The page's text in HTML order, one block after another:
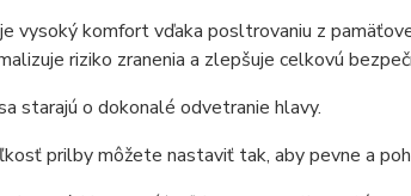
vysoký komfort vďaka posltrovaniu z
riziko zranenia a zlepšuje celkovú
starajú o dokonalé odvetranie hlavy.
prilby môžete nastaviť tak, aby pevne a